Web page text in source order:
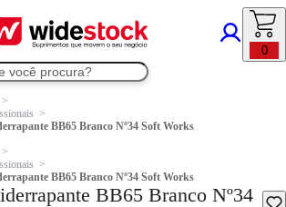
0
BB65 Branco Nº34 Soft Works
BB65 Branco Nº34 Soft Works
BB65 Branco Nº34